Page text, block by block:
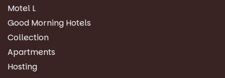
Motel L
Good Morning Hotels
Collection
Apartments
Hosting